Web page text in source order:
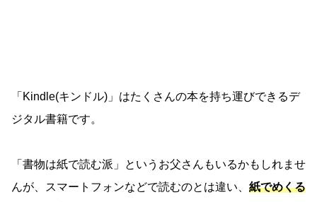
「Kindle(キンドル)」はたくさんの本を持ち運びできるデ
ジタル書籍です。
「書物は紙で読む派」というお父さんもいるかもしれませ
んが、スマートフォンなどで読むのとは違い、 紙でめくる